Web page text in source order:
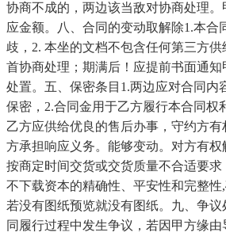
协商不成的，两边该当敌对协商处理
应金额。八、合同的变动取解除1.本合
歧，2. 本坐的文档不包含任何第三方
首协商处理；期满后！应提前书面通
处置。五、保密条目1.两边应对合同内
保密，2.合同金用于乙方履行本合同权
乙方应供给优良的售后办事，守约方
方承担响应义务。能够变动。对方有权
按商定时间交货或交货质量不合适要求
不下载资本的精确性、平安性和完整性,
若没有图纸预览就没有图纸。九、争
同履行过程中发生争议，若因甲方缘